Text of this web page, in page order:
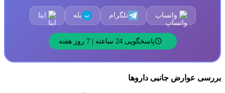
واتساپ تلگرام ب بله ایتا
پاسخگویی 24 ساعته | 7 روز هفته
بررسی عوارض جانبی داروها